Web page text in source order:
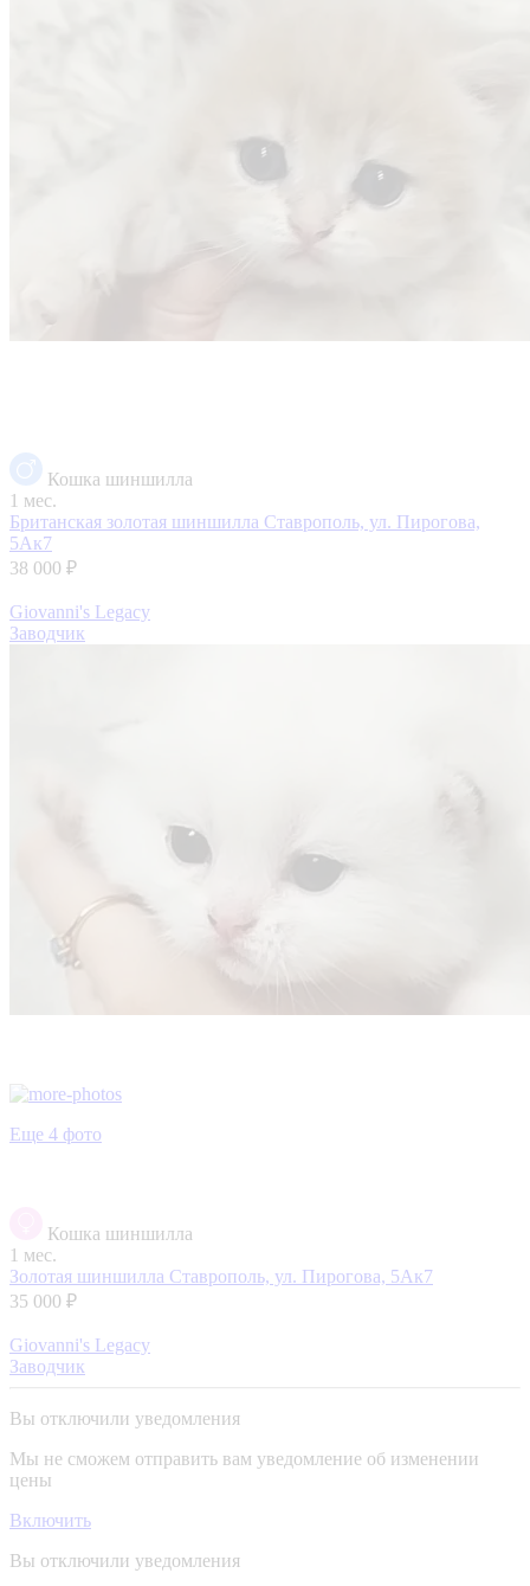
Кошка шиншилла
1 мес.
Британская золотая шиншилла Ставрополь, ул. Пирогова,
5Ак7
38 000 ₽
Giovanni's Legacy
Заводчик
Еще 4 фото
Кошка шиншилла
1 мес.
Золотая шиншилла Ставрополь, ул. Пирогова, 5Ак7
35 000 ₽
Giovanni's Legacy
Заводчик
Вы отключили уведомления
Мы не сможем отправить вам уведомление об изменении
цены
Включить
Вы отключили уведомления